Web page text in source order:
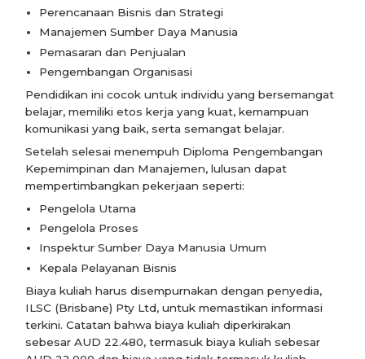
Perencanaan Bisnis dan Strategi
Manajemen Sumber Daya Manusia
Pemasaran dan Penjualan
Pengembangan Organisasi
Pendidikan ini cocok untuk individu yang bersemangat
belajar, memiliki etos kerja yang kuat, kemampuan
komunikasi yang baik, serta semangat belajar.
Setelah selesai menempuh Diploma Pengembangan
Kepemimpinan dan Manajemen, lulusan dapat
mempertimbangkan pekerjaan seperti:
Pengelola Utama
Pengelola Proses
Inspektur Sumber Daya Manusia Umum
Kepala Pelayanan Bisnis
Biaya kuliah harus disempurnakan dengan penyedia,
ILSC (Brisbane) Pty Ltd, untuk memastikan informasi
terkini. Catatan bahwa biaya kuliah diperkirakan
sebesar AUD 22.480, termasuk biaya kuliah sebesar